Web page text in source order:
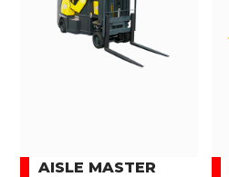
AISLE MASTER